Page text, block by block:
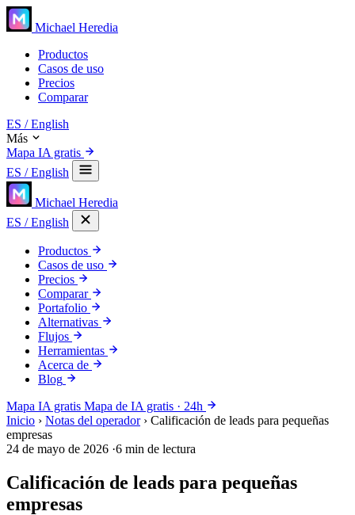
Michael Heredia
Productos
Casos de uso
Precios
Comparar
ES / English
Más
Mapa IA gratis
ES / English
Michael Heredia
ES / English
Productos
Casos de uso
Precios
Comparar
Portafolio
Alternativas
Flujos
Herramientas
Acerca de
Blog
Mapa IA gratis Mapa de IA gratis · 24h
Inicio › Notas del operador › Calificación de leads para pequeñas
empresas
24 de mayo de 2026 ·6 min de lectura
Calificación de leads para pequeñas
empresas